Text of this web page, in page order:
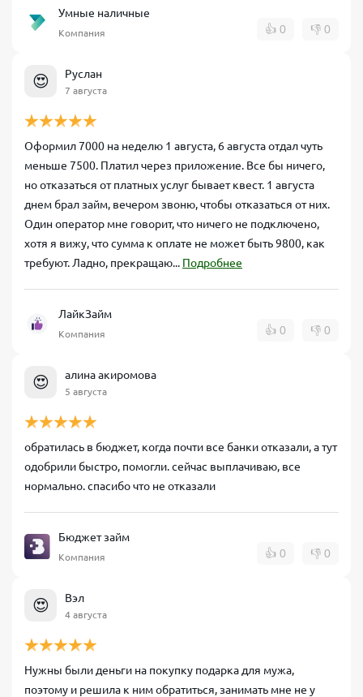
Умные наличные
Компания 👍 0 👎 0
😍 Руслан
7 августа
Оформил 7000 на неделю 1 августа, 6 августа отдал чуть
меньше 7500. Платил через приложение. Все бы ничего,
но отказаться от платных услуг бывает квест. 1 августа
днем брал займ, вечером звоню, чтобы отказаться от них.
Один оператор мне говорит, что ничего не подключено,
хотя я вижу, что сумма к оплате не может быть 9800, как
требуют. Ладно, прекращаю... Подробнее
ЛайкЗайм
Компания 👍 0 👎 0
😍 алина акиромова
5 августа
обратилась в бюджет, когда почти все банки отказали, а тут
одобрили быстро, помогли. сейчас выплачиваю, все
нормально. спасибо что не отказали
Бюджет займ
Компания 👍 0 👎 0
😍 Вэл
4 августа
Нужны были деньги на покупку подарка для мужа,
поэтому и решила к ним обратиться, занимать мне не у